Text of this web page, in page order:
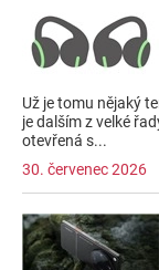
Už je tomu nějaký
je dalším z velké
otevřená s...
30. červenec 2026